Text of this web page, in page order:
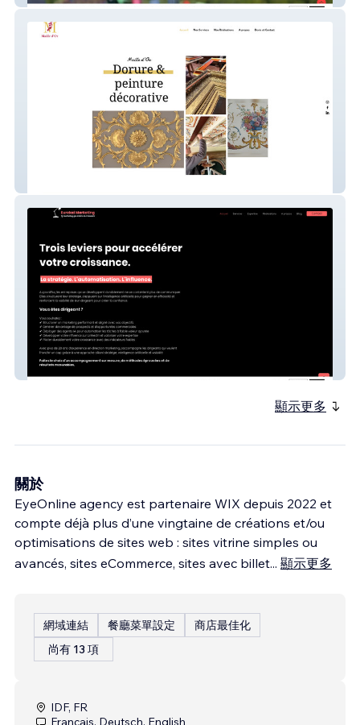
Eurekai Marketing
顯示更多
關於
EyeOnline agency est partenaire WIX depuis 2022 et
compte déjà plus d’une vingtaine de créations et/ou
optimisations de sites web : sites vitrine simples ou
avancés, sites eCommerce, sites avec billet... 顯示更多
網域連結 餐廳菜單設定
商店最佳化
尚有 13 項
IDF, FR
Français, Deutsch, English